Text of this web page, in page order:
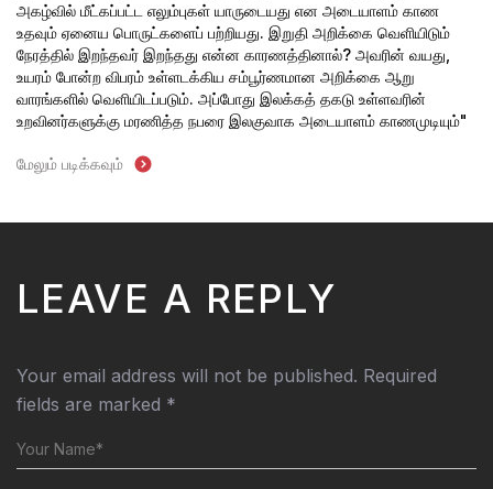
அகழ்வில் மீட்கப்பட்ட எலும்புகள் யாருடையது என அடையாளம் காண
உதவும் ஏனைய பொருட்களைப் பற்றியது. இறுதி அறிக்கை வெளியிடும்
நேரத்தில் இறந்தவர் இறந்தது என்ன காரணத்தினால்? அவரின் வயது,
உயரம் போன்ற விபரம் உள்ளடக்கிய சம்பூர்ணமான அறிக்கை ஆறு
வாரங்களில் வெளியிடப்படும். அப்போது இலக்கத் தகடு உள்ளவரின்
உறவினர்களுக்கு மரணித்த நபரை இலகுவாக அடையாளம் காணமுடியும்"
மேலும் படிக்கவும்
LEAVE A REPLY
Your email address will not be published. Required
fields are marked *